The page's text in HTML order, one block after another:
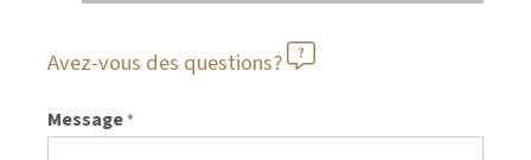
Avez-vous des questions?
Message*